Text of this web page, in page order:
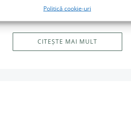
Politică cookie-uri
este încă un tabu. Cei mai mulţi
CITEȘTE MAI MULT